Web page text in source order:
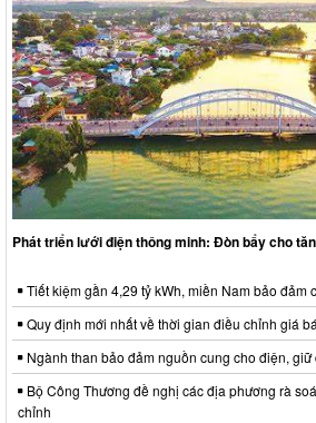
Phát triển lưới điện thông minh: Đòn bẩy cho
Tiết kiệm gần 4,29 tỷ kWh, miền Nam bảo đảm
Quy định mới nhất về thời gian điều chỉnh giá
Ngành than bảo đảm nguồn cung cho điện,
Bộ Công Thương đề nghị các địa phương rà
chỉnh